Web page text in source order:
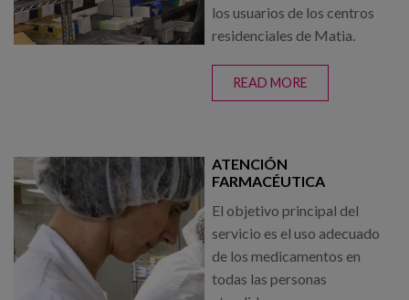
eu
los usuarios de los centros
residenciales de Matia.
READ MORE
NUESTRO
ATENCIÓN
FARMACÉUTICA
El objetivo principal del
servicio es el uso adecuado
de los medicamentos en
todas las personas